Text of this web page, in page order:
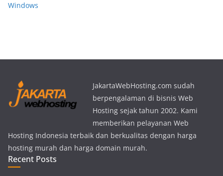
Windows
JakartaWebHosting.com sudah
berpengalaman di bisnis Web
Hosting sejak tahun 2002. Kami
memberikan pelayanan Web
Hosting Indonesia terbaik dan berkualitas dengan harga
hosting murah dan harga domain murah.
Recent Posts